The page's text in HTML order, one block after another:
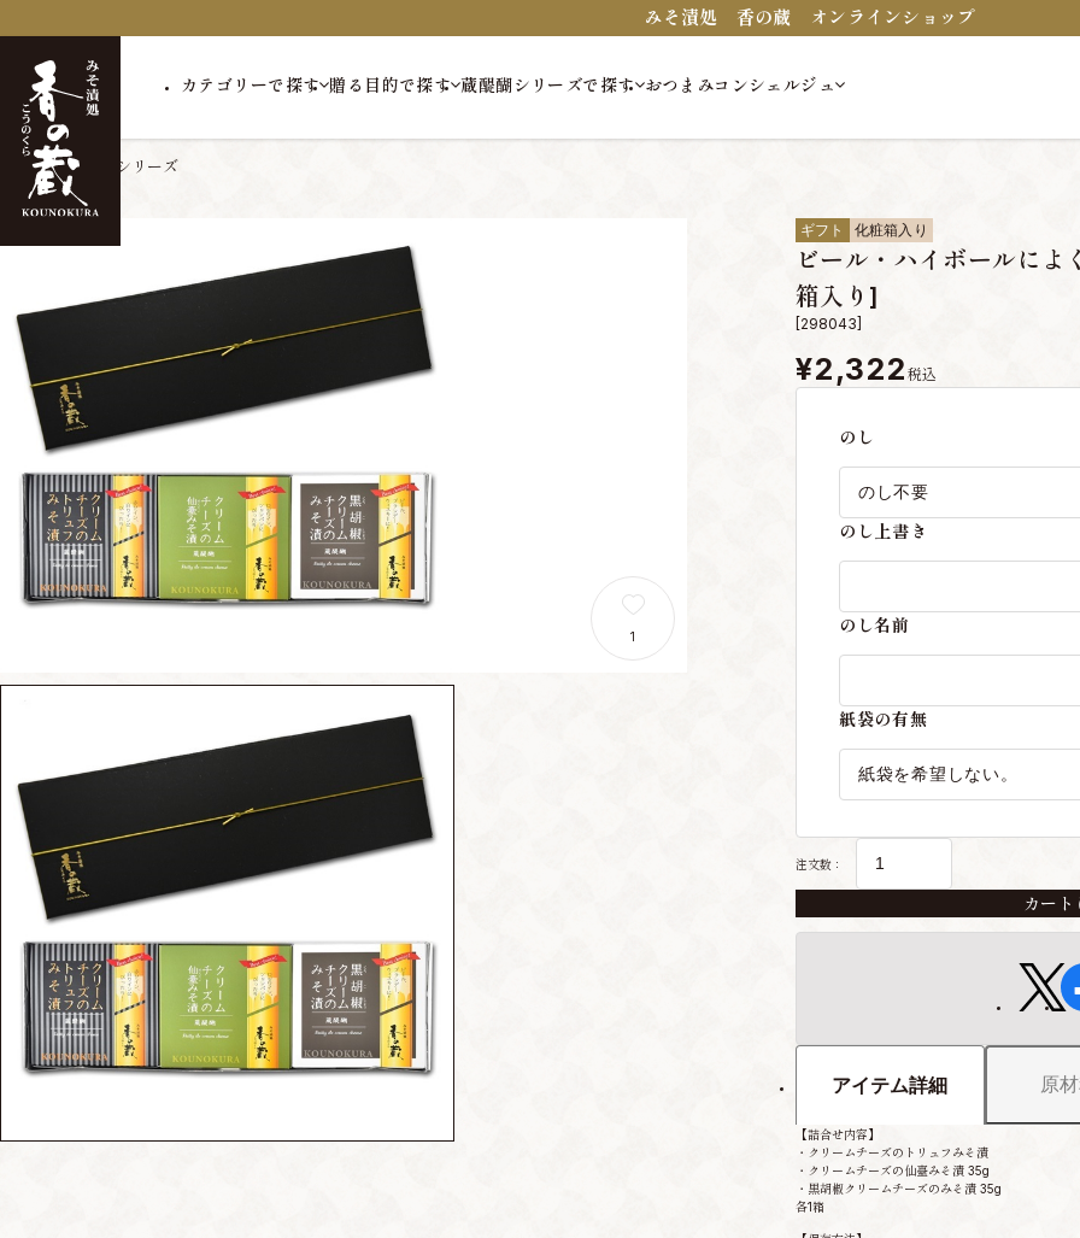
みそ漬処 香の蔵 オンラインショップ
カテゴリーで探す 贈る目的で探す 蔵醍醐シリーズで探す おつまみコンシェルジュ
トップ 蔵醍醐シリーズ
1
ギフト 化粧箱入り
ビール・ハイボールに
箱入り]
[298043]
¥2,322 税込
のし
のし上書き
のし名前
紙袋の有無
注文数：
カー
アイテム詳細 原
【詰合せ内容】
・クリームチーズのトリュフみそ漬
・クリームチーズの仙臺みそ漬 35g
・黒胡椒クリームチーズのみそ漬 35g
各1箱